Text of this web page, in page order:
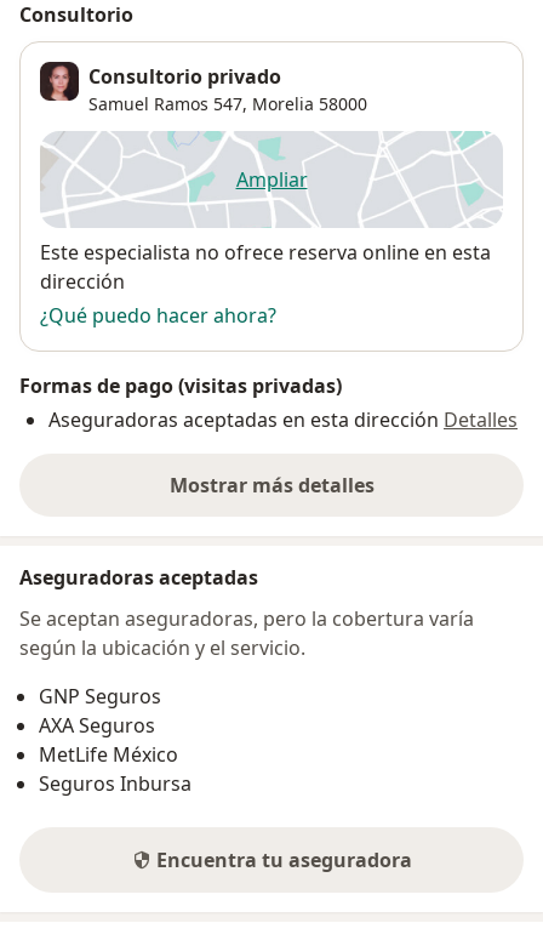
Consultorio
Consultorio privado
Samuel Ramos 547, Morelia 58000
Ampliarse abre en una nueva
Disponibilidad
Este especialista no ofrece reserva online en esta
dirección
¿Qué puedo hacer ahora?
Formas de pago (visitas privadas)
Aseguradoras aceptadas en esta dirección Detalles
Mostrar más detalles
sobre la dirección
Aseguradoras aceptadas
Se aceptan aseguradoras, pero la cobertura varía
según la ubicación y el servicio.
GNP Seguros
AXA Seguros
MetLife México
Seguros Inbursa
Encuentra tu aseguradora